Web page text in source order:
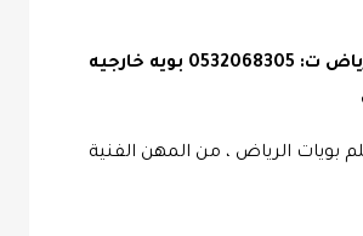
معلم بويات الرياض ت: 0532068305 بويه خارجيه
بويات الرياض ، من المهن الفنية